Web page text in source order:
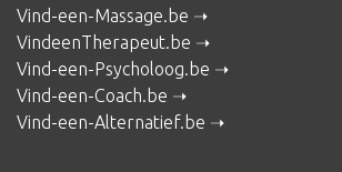
Vind-een-Massage.be
VindeenTherapeut.be
Vind-een-Psycholoog.be
Vind-een-Coach.be
Vind-een-Alternatief.be